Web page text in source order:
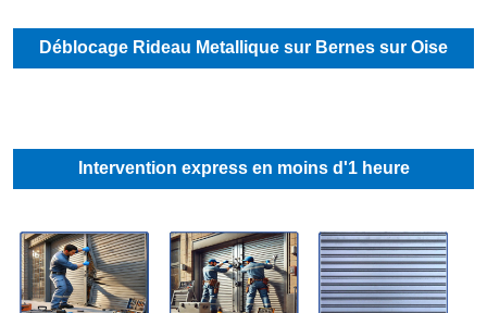
Déblocage Rideau Metallique sur Bernes sur Oise
Intervention express en moins d'1 heure